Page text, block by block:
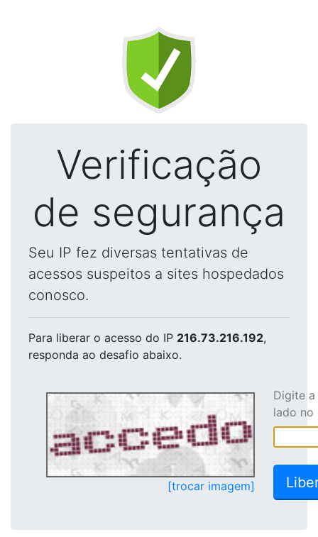
Verificação
de segurança
Seu IP fez diversas tentativas de
acessos suspeitos a sites hospedados
conosco.
Para liberar o acesso do IP 216.73.216.192,
responda ao desafio abaixo.
[trocar imagem]
Digite
lado no